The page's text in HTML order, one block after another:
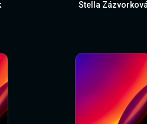
Stella Zázvorková